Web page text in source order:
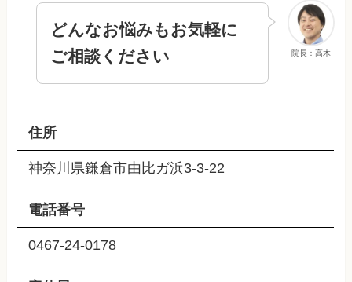
院長：高木
どんなお悩みもお気軽に
ご相談ください
住所
神奈川県鎌倉市由比ガ浜3-3-22
電話番号
0467-24-0178